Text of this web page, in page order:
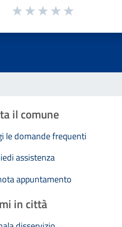
1 a 5 stelle la pagina
il comune
le domande frequenti
assistenza
appuntamento
in città